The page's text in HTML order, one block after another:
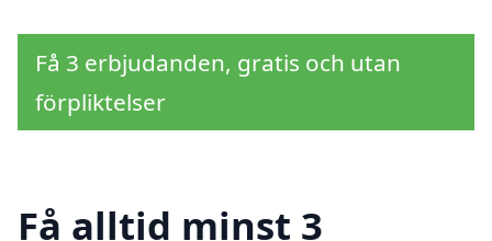
Få 3 erbjudanden, gratis och utan
förpliktelser
Få alltid minst 3